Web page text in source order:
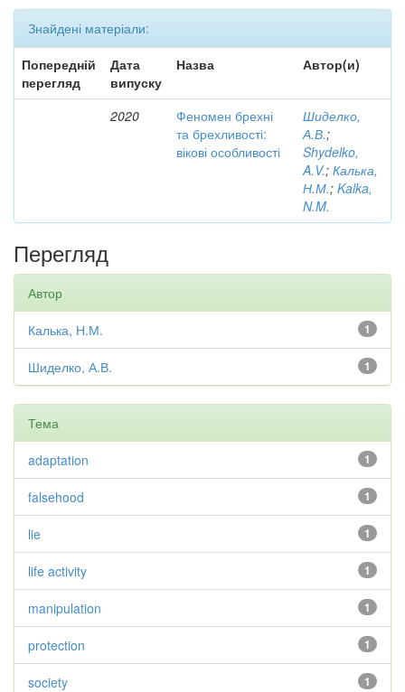
Знайдені матеріали:
Попередній
перегляд
Дата
випуску
Назва Автор(и)
2020
Феномен брехні
та брехливості:
вікові особливості
Шиделко,
А.В.;
Shydelko,
A.V.; Калька,
Н.М.; Kalka,
N.M.
Перегляд
Автор
1
Калька, Н.М.
1
Шиделко, А.В.
Тема
1
adaptation
1
falsehood
1
lie
1
life activity
1
manipulation
1
protection
1
society